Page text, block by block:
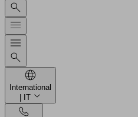
International
| IT